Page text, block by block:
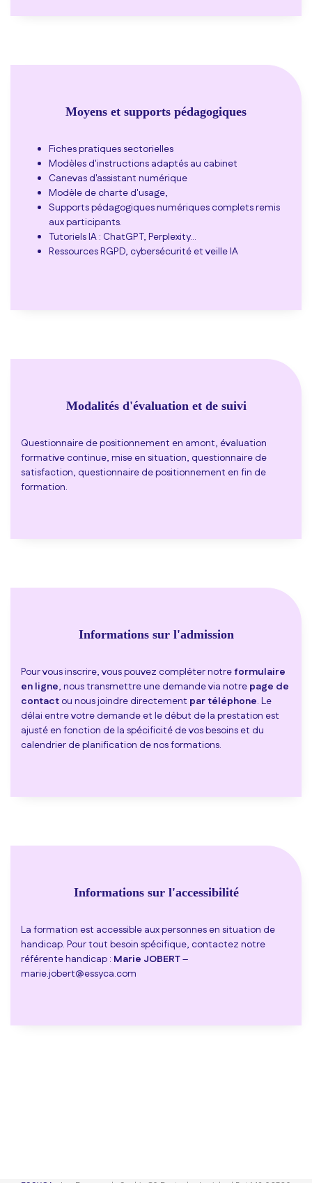
Moyens et supports pédagogiques
Fiches pratiques sectorielles
Modèles d'instructions adaptés au cabinet
Canevas d'assistant numérique
Modèle de charte d'usage,
Supports pédagogiques numériques complets remis
aux participants.
Tutoriels IA : ChatGPT, Perplexity…
Ressources RGPD, cybersécurité et veille IA
Modalités d'évaluation et de suivi
Questionnaire de positionnement en amont, évaluation
formative continue, mise en situation, questionnaire de
satisfaction, questionnaire de positionnement en fin de
formation.
Informations sur l'admission
Pour vous inscrire, vous pouvez compléter notreformulaire
en ligne, nous transmettre une demande via notre page de
contact ou nous joindre directement par téléphone. Le
délai entre votre demande et le début de la prestation est
ajusté en fonction de la spécificité de vos besoins et du
calendrier de planification de nos formations.
Informations sur l'accessibilité
La formation est accessible aux personnes en situation de
handicap. Pour tout besoin spécifique, contactez notre
référente handicap : Marie JOBERT–
marie.jobert@essyca.com